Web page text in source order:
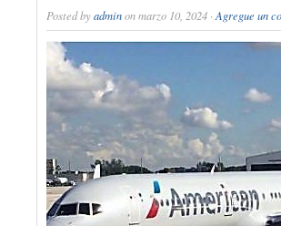
Posted byadminon marzo 10, 2024 · Agregue un